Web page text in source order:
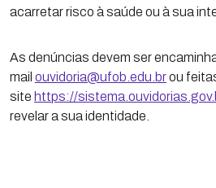
acarretar risco à saúde ou à sua
As denúncias devem ser
mail ouvidoria@ufob.edu.brou
site https://
revelar a sua identidade.